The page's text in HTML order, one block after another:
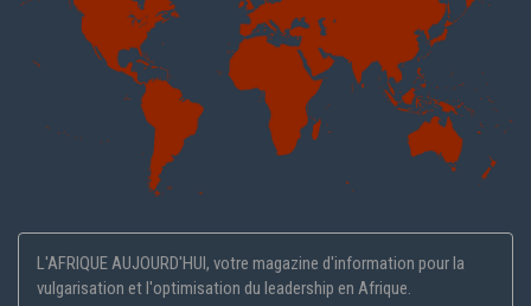
L'AFRIQUE AUJOURD'HUI, votre magazine d'information pour la
vulgarisation et l'optimisation du leadership en Afrique.